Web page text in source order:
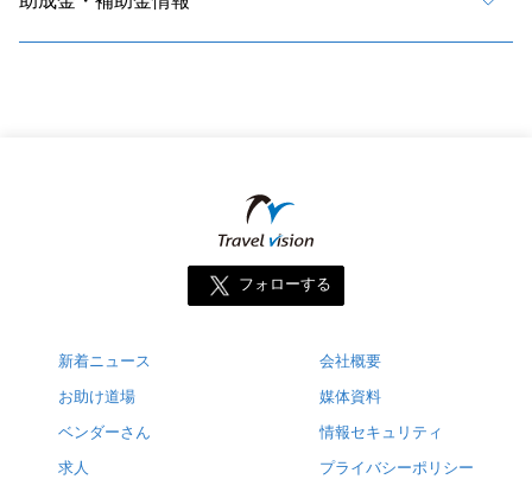
フォローする
新着ニュース
お助け道場
ベンダーさん
求人
会社概要
媒体資料
情報セキュリティ
プライバシーポリシー